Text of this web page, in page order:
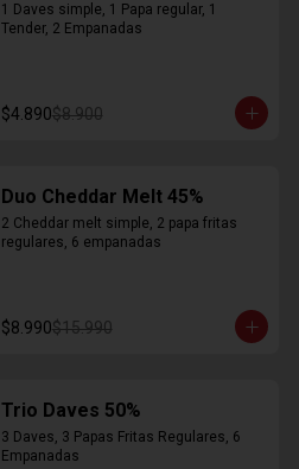
1 Daves simple, 1 Papa regular, 1
Tender, 2 Empanadas
$4.890$8.900
Duo Cheddar Melt 45%
2 Cheddar melt simple, 2 papa fritas
regulares, 6 empanadas
$8.990$15.990
Trio Daves 50%
3 Daves, 3 Papas Fritas Regulares, 6
Empanadas